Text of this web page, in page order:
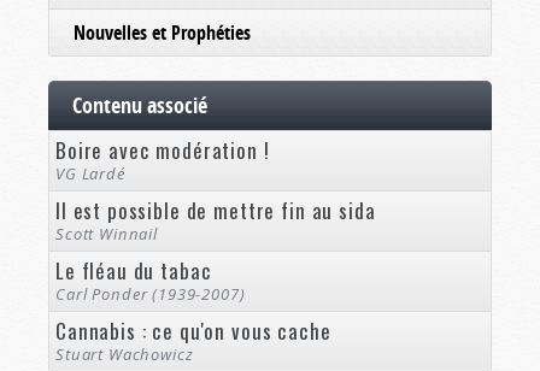
Nouvelles et Prophéties
Contenu associé
Boire avec modération !
VG Lardé
Il est possible de mettre fin au sida
Scott Winnail
Le fléau du tabac
Carl Ponder (1939-2007)
Cannabis : ce qu'on vous cache
Stuart Wachowicz